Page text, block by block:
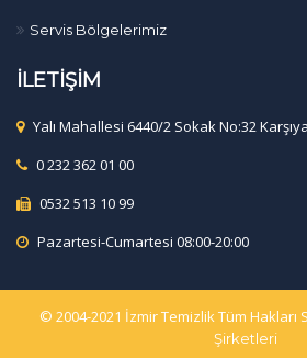
Servis Bölgelerimiz
İLETİŞİM
Yalı Mahallesi 6440/2 Sokak No:32
0 232 362 01 00
0532 513 10 99
Pazartesi-Cumartesi 08:00-20:00
© 2004-2021 İzmir Temizlik Tüm Hakları
Şirketleri